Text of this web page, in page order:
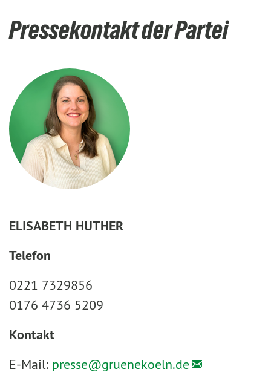
Pressekontakt der Partei
ELISABETH HUTHER
Telefon
0221 7329856
0176 4736 5209
Kontakt
E-Mail: presse@gruenekoeln.de